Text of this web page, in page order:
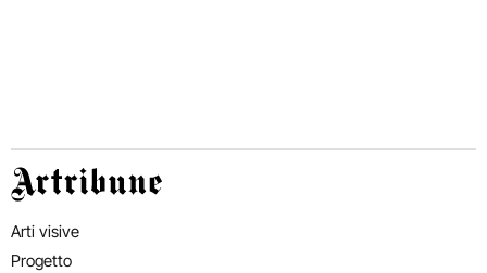
Artribune
Arti visive
Progetto